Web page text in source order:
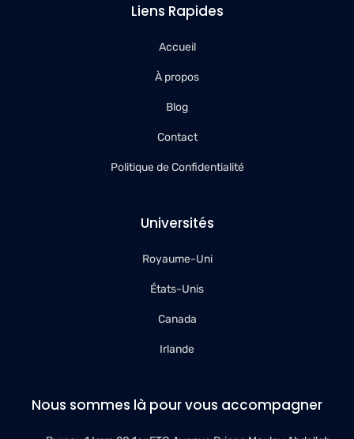
Liens Rapides
Accueil
À propos
Blog
Contact
Politique de Confidentialité
Universités
Royaume-Uni
États-Unis
Canada
Irlande
Nous sommes là pour vous accompagner